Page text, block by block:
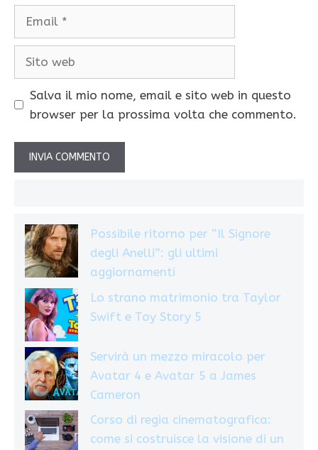
Salva il mio nome, email e sito web in questo
browser per la prossima volta che commento.
Possibile ritorno per “Il Signore
degli Anelli”: gli ultimi
aggiornamenti
Lo strano matrimonio tra Taylor
Swift e Toy Story 5
Servirà un mezzo miracolo per
Avatar 4 e Avatar 5 a James
Cameron
Corso di regia cinematografica:
come si costruisce la visione di un